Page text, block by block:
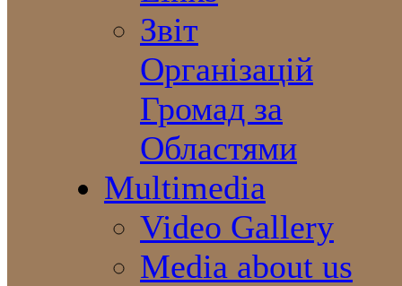
Звіт
Організацій
Громад за
Областями
Multimedia
Video Gallery
Media about us